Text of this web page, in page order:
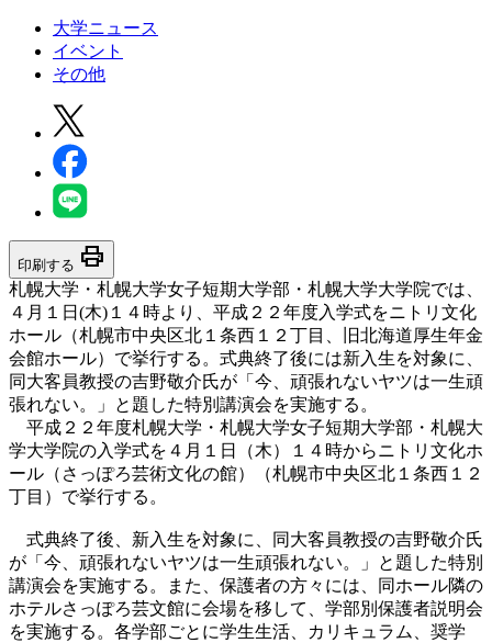
大学ニュース
イベント
その他
印刷する print
札幌大学・札幌大学女子短期大学部・札幌大学大学院では、
４月１日(木)１４時より、平成２２年度入学式をニトリ文化
ホール（札幌市中央区北１条西１２丁目、旧北海道厚生年金
会館ホール）で挙行する。式典終了後には新入生を対象に、
同大客員教授の吉野敬介氏が「今、頑張れないヤツは一生頑
張れない。」と題した特別講演会を実施する。
平成２２年度札幌大学・札幌大学女子短期大学部・札幌大
学大学院の入学式を４月１日（木）１４時からニトリ文化ホ
ール（さっぽろ芸術文化の館）（札幌市中央区北１条西１２
丁目）で挙行する。
式典終了後、新入生を対象に、同大客員教授の吉野敬介氏
が「今、頑張れないヤツは一生頑張れない。」と題した特別
講演会を実施する。また、保護者の方々には、同ホール隣の
ホテルさっぽろ芸文館に会場を移して、学部別保護者説明会
を実施する。各学部ごとに学生生活、カリキュラム、奨学